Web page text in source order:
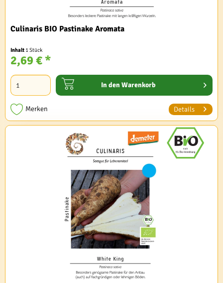
Culinaris BIO Pastinake Aromata
Inhalt 1 Stück
2,69 € *
In den Warenkorb
Merken Details